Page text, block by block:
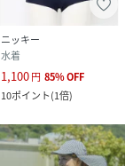
ニッキー
水着
1,100円 85%OFF
10ポイント(1倍)